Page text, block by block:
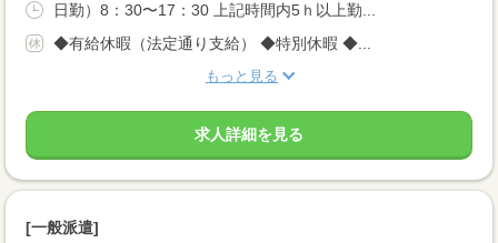
日勤）8：30〜17：30 上記時間内5ｈ以上勤...
◆有給休暇（法定通り支給） ◆特別休暇 ◆...
もっと見る
求人詳細を見る
[一般派遣]